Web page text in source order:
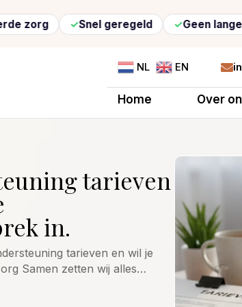
Snel geregeld Geen lange wachtlijsten
NL EN 
Home Over
tarieven
in.
tarieven en wil je
Samen zetten wij alles…